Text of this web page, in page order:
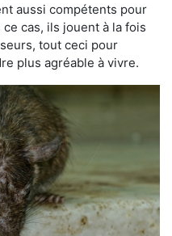
aussi compétents pour
cas, ils jouent à la fois
tout ceci pour
plus agréable à vivre.